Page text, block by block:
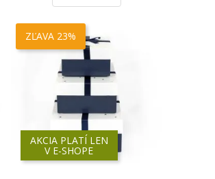
AKCIA PLATÍ LEN
V E-SHOPE
ZĽAVA 23%